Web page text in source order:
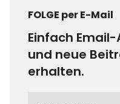
FOLGE per E-Mail
Einfach
und neue
erhalten.